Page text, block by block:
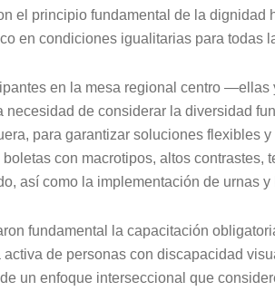
el principio fundamental de la
en condiciones igualitarias para todas
en la mesa regional centro
necesidad de considerar la diversidad
para garantizar soluciones flexibles
con macrotipos, altos contrastes,
así como la implementación de urnas
fundamental la capacitación
activa de personas con discapacidad
un enfoque interseccional que